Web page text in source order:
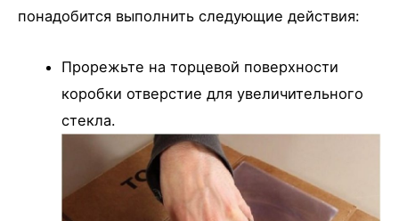
понадобится выполнить следующие действия:
Прорежьте на торцевой поверхности
коробки отверстие для увеличительного
стекла.